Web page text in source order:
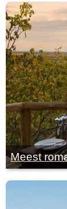
Meest